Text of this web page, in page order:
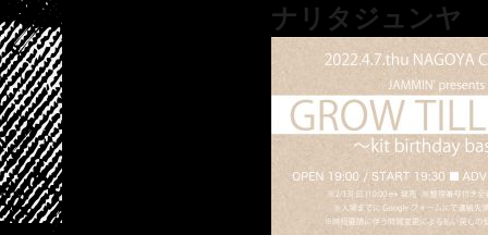
ナリタジュンヤ